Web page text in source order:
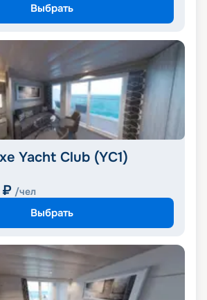
Выбрать
Yacht Club (YC1)
₽ /чел
Выбрать